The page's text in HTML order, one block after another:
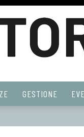
GESTIONE